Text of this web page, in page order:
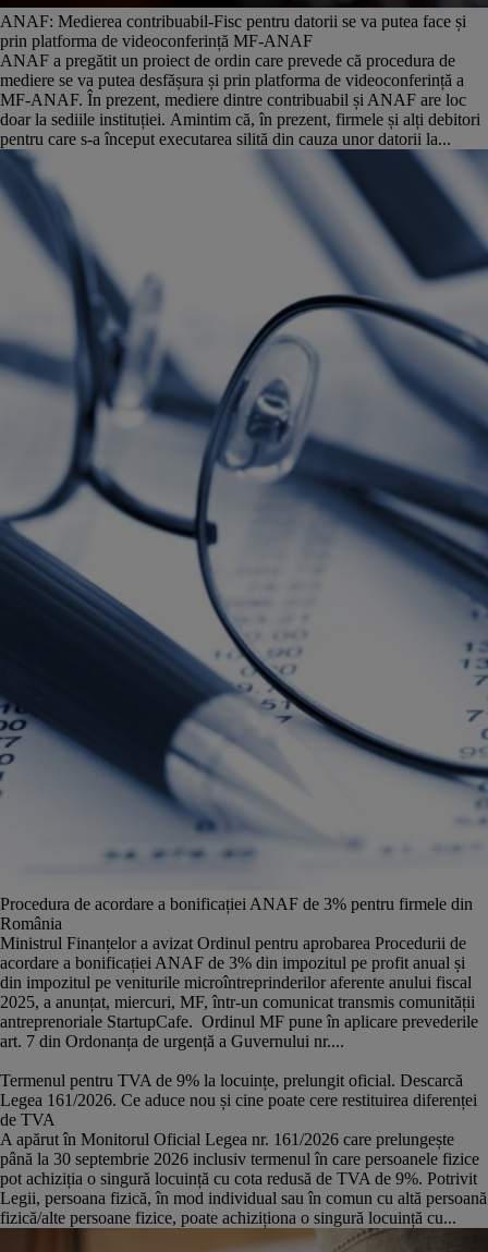
ANAF: Medierea contribuabil-Fisc pentru datorii se va putea face și
prin platforma de videoconferință MF-ANAF
ANAF a pregătit un proiect de ordin care prevede că procedura de
mediere se va putea desfășura și prin platforma de videoconferință a
MF-ANAF. În prezent, mediere dintre contribuabil și ANAF are loc
doar la sediile instituției. Amintim că, în prezent, firmele și alți debitori
pentru care s-a început executarea silită din cauza unor datorii la...
Procedura de acordare a bonificației ANAF de 3% pentru firmele din
România
Ministrul Finanțelor a avizat Ordinul pentru aprobarea Procedurii de
acordare a bonificației ANAF de 3% din impozitul pe profit anual și
din impozitul pe veniturile microîntreprinderilor aferente anului fiscal
2025, a anunțat, miercuri, MF, într-un comunicat transmis comunității
antreprenoriale StartupCafe. Ordinul MF pune în aplicare prevederile
art. 7 din Ordonanța de urgență a Guvernului nr....
Termenul pentru TVA de 9% la locuințe, prelungit oficial. Descarcă
Legea 161/2026. Ce aduce nou și cine poate cere restituirea diferenței
de TVA
A apărut în Monitorul Oficial Legea nr. 161/2026 care prelungește
până la 30 septembrie 2026 inclusiv termenul în care persoanele fizice
pot achiziția o singură locuință cu cota redusă de TVA de 9%. Potrivit
Legii, persoana fizică, în mod individual sau în comun cu altă persoană
fizică/alte persoane fizice, poate achiziționa o singură locuință cu...